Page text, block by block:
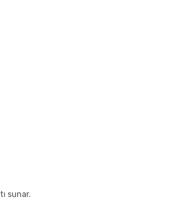
sunar.